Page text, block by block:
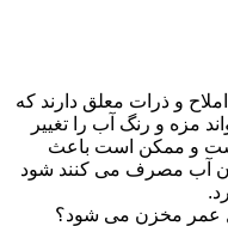
و ذرات معلق دارند که
مزه و رنگ آب را تغییر
است و ممکن است باعث
آن آب مصرف می کنند شود
عمر مخزن می شود؟